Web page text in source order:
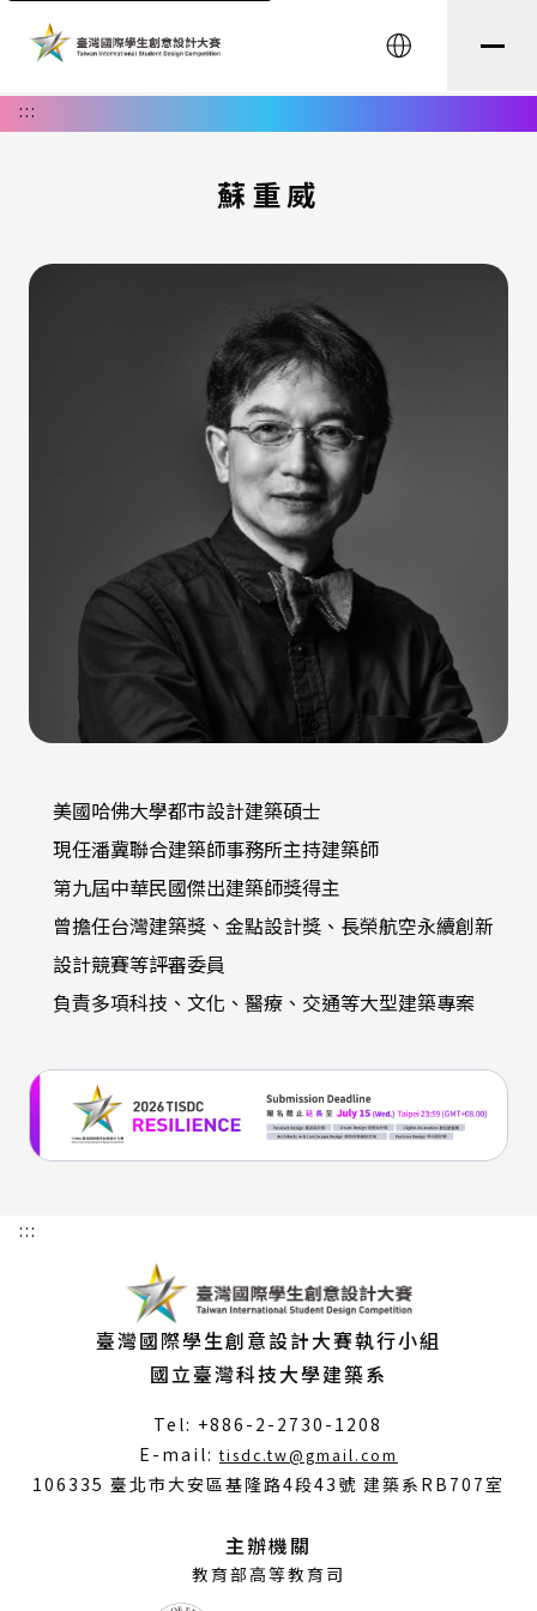
English
:::
蘇重威
美國哈佛大學都市設計建築碩士
現任潘冀聯合建築師事務所主持建築師
第九屆中華民國傑出建築師獎得主
曾擔任台灣建築獎、金點設計獎、長榮航空永續創新
設計競賽等評審委員
負責多項科技、文化、醫療、交通等大型建築專案
:::
臺灣國際學生創意設計大賽執行小組
國立臺灣科技大學建築系
Tel: +886-2-2730-1208
E-mail:tisdc.tw@gmail.com
開
106335 臺北市大安區基隆路4段43號 建築系RB707室
主辦機關
教育部高等教育司